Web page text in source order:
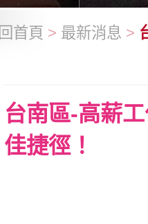
回首頁 > 最新消息 >
台南區-高薪
佳捷徑！